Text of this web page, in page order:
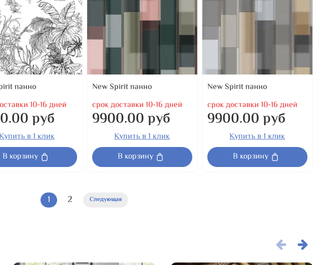
панно
10-16 дней
руб
в 1 клик
В корзину
New Spirit панно
срок доставки 10-16 дней
9900.00 руб
Купить в 1 клик
В корзину
New Spirit панно
срок доставки 10-16 дней
9900.00 руб
Купить в 1 клик
В корзину
1 2 Следующая